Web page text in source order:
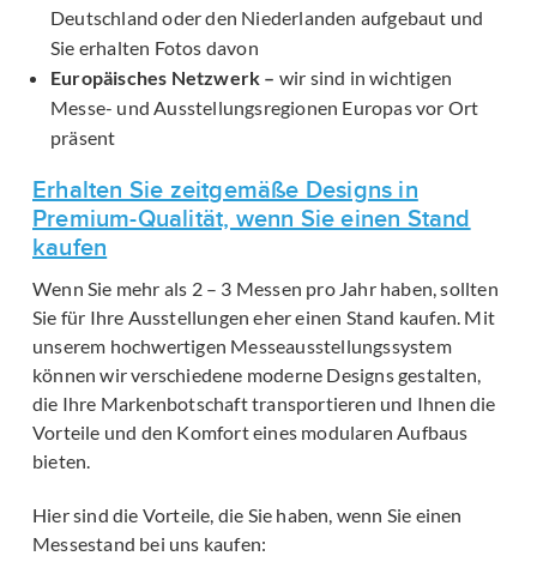
Deutschland oder den Niederlanden aufgebaut und
Sie erhalten Fotos davon
Europäisches Netzwerk – wir sind in wichtigen
Messe- und Ausstellungsregionen Europas vor Ort
präsent
Erhalten Sie zeitgemäße Designs in
Premium-Qualität, wenn Sie einen Stand
kaufen
Wenn Sie mehr als 2 – 3 Messen pro Jahr haben, sollten
Sie für Ihre Ausstellungen eher einen Stand kaufen. Mit
unserem hochwertigen Messeausstellungssystem
können wir verschiedene moderne Designs gestalten,
die Ihre Markenbotschaft transportieren und Ihnen die
Vorteile und den Komfort eines modularen Aufbaus
bieten.
Hier sind die Vorteile, die Sie haben, wenn Sie einen
Messestand bei uns kaufen: